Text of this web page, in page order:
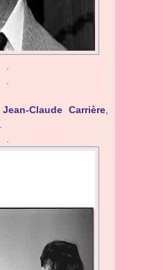
Jean-Claude Carrière